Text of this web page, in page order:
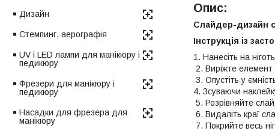
Опис:
Слайдер-дизайн
Інструкція із
1. Нанесіть на
2. Виріжте
3. Опустіть у
4. Зсуваючи
5. Розрівняйте
6. Видаліть краї
7. Покрийте весь
Дизайн
Стемпинг, аерографія
UV і LED лампи для манікюру і
педикюру
Фрезери для манікюру і
педикюру
Насадки для фрезера для
манікюру